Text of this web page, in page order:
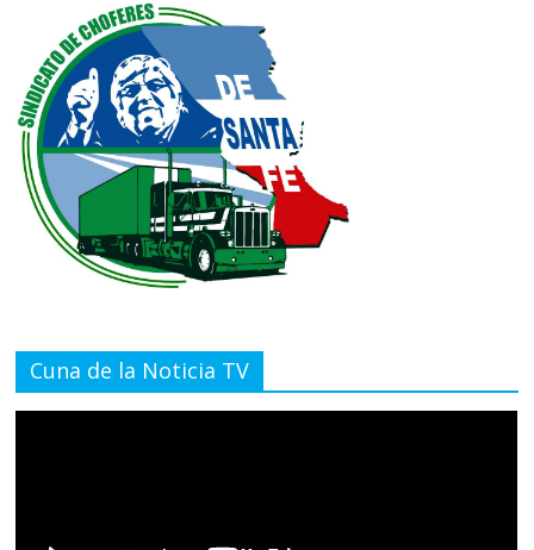
Cuna de la Noticia TV